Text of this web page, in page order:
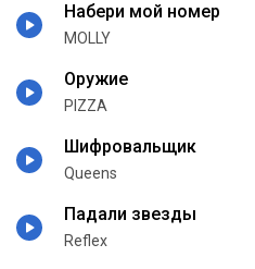
Набери мой номер
MOLLY
Оружие
PIZZA
Шифровальщик
Queens
Падали звезды
Reflex